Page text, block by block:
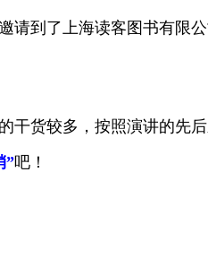
请到了上海读客图书有限
干货较多，按照演讲的先
”吧！